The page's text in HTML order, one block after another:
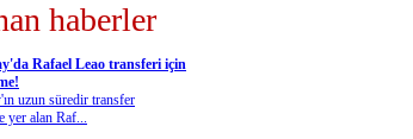
haberler
Rafael Leao transferi için
uzun süredir transfer
yer alan Raf...